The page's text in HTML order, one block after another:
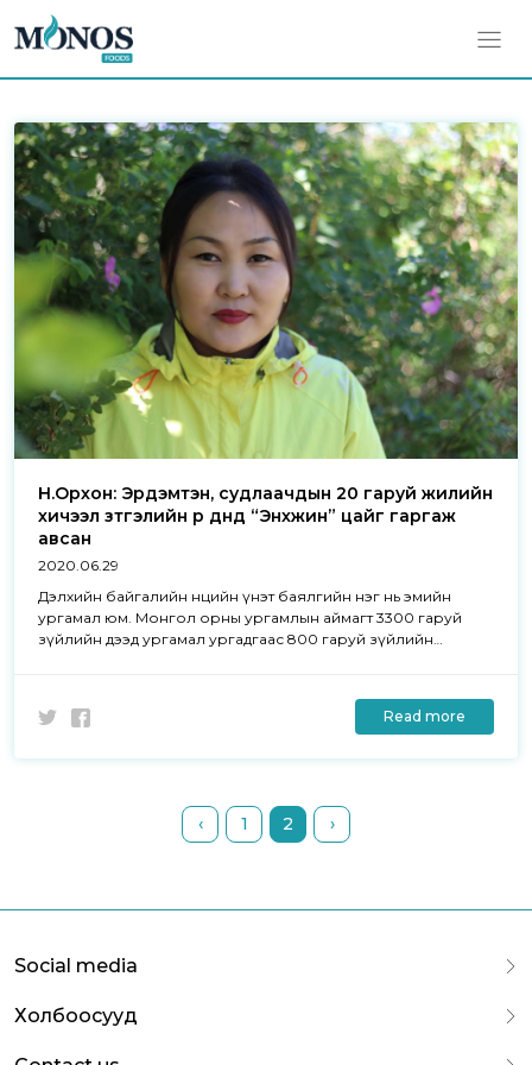
Н.Орхон: Эрдэмтэн, судлаачдын 20 гаруй жилийн
хичээл зүтгэлийн үр дүнд “Энхжин” цайг гаргаж
авсан
2020.06.29
Дэлхийн байгалийн нөөцийн үнэт баялгийн нэг нь эмийн
ургамал юм. Монгол орны ургамлын аймагт 3300 гаруй
зүйлийн дээд ургамал ургадгаас 800 гаруй зүйлийн
зохистой хэрэглэхгүй бол эм бус хор болдог байна.
Ялангуяа сүүлийн үед иргэд эмийн ургамал бүх зүйлд сайн
Read more
‹ 1 2 ›
Social media
Холбоосууд